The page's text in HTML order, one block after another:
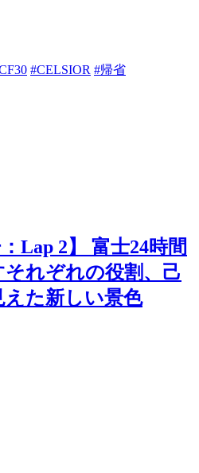
#CELSIOR #帰省
：Lap 2】 富士24時間
れぞれの役割、己
えた新しい景色